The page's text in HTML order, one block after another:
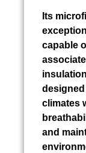
Its
capable
climates
and